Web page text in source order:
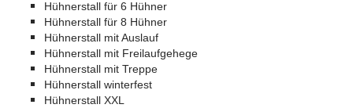
Hühnerstall für 6 Hühner
Hühnerstall für 8 Hühner
Hühnerstall mit Auslauf
Hühnerstall mit Freilaufgehege
Hühnerstall mit Treppe
Hühnerstall winterfest
Hühnerstall XXL